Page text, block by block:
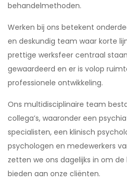
behandelmethoden.
Werken bij ons betekent
en deskundig team waar korte
prettige werksfeer centraal
gewaardeerd en er is volop
professionele ontwikkeling.
Ons multidisciplinaire team
collega’s, waaronder een
specialisten, een klinisch
psychologen en medewerkers
zetten we ons dagelijks in om
bieden aan onze cliënten.